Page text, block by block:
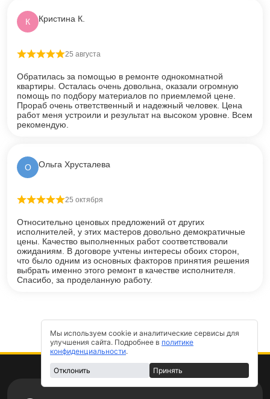
К Кристина К.
Оценка5из 5
25 августа
Обратилась за помощью в ремонте однокомнатной
квартиры. Осталась очень довольна, оказали огромную
помощь по подбору материалов по приемлемой цене.
Прораб очень ответственный и надежный человек. Цена
работ меня устроили и результат на высоком уровне. Всем
рекомендую.
О Ольга Хрусталева
Оценка5из 5
25 октября
Относительно ценовых предложений от других
исполнителей, у этих мастеров довольно демократичные
цены. Качество выполненных работ соответствовали
ожиданиям. В договоре учтены интересы обоих сторон,
что было одним из основных факторов принятия решения
выбрать именно этого ремонт в качестве исполнителя.
Спасибо, за проделанную работу.
Мы используем cookie и аналитические сервисы для
улучшения сайта. Подробнее в политике
конфиденциальности.
Отклонить Принять